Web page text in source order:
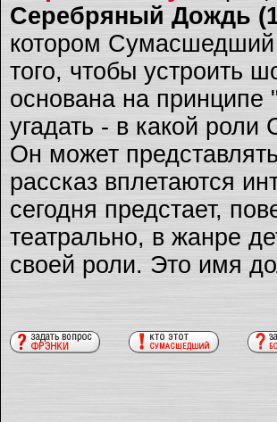
Серебряный Дождь
котором Сумасшедший
того, чтобы устроить
основана на принципе
угадать - в какой
Он может
рассказ вплетаются
сегодня предстает,
театрально, в жанре
своей роли. Это имя